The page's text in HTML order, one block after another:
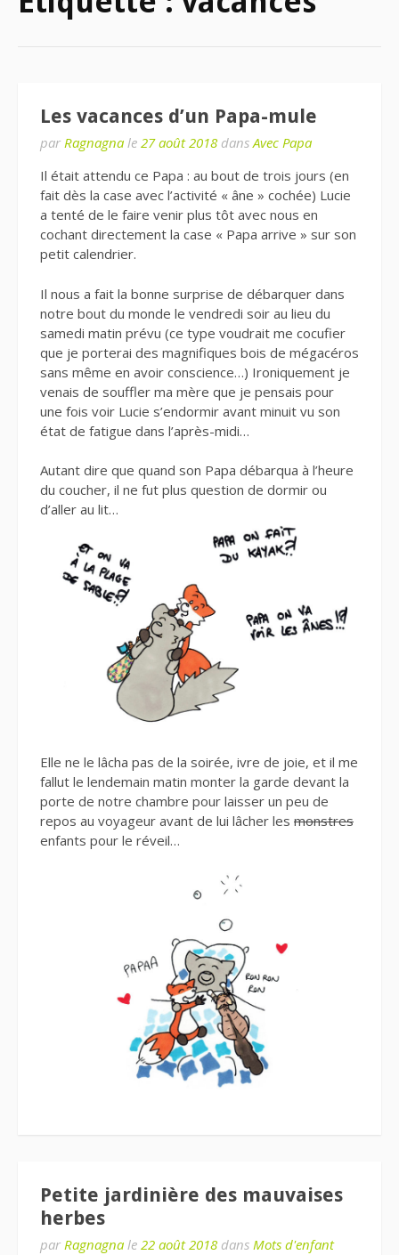
Les vacances d’un Papa-mule
par Ragnagna le 27 août 2018 dansAvec Papa
Il était attendu ce Papa : au bout de trois jours (en
fait dès la case avec l’activité « âne » cochée) Lucie
a tenté de le faire venir plus tôt avec nous en
cochant directement la case « Papa arrive » sur son
petit calendrier.
Il nous a fait la bonne surprise de débarquer dans
notre bout du monde le vendredi soir au lieu du
samedi matin prévu (ce type voudrait me cocufier
que je porterai des magnifiques bois de mégacéros
sans même en avoir conscience…) Ironiquement je
venais de souffler ma mère que je pensais pour
une fois voir Lucie s’endormir avant minuit vu son
état de fatigue dans l’après-midi…
Autant dire que quand son Papa débarqua à l’heure
du coucher, il ne fut plus question de dormir ou
d’aller au lit…
Elle ne le lâcha pas de la soirée, ivre de joie, et il me
fallut le lendemain matin monter la garde devant la
porte de notre chambre pour laisser un peu de
repos au voyageur avant de lui lâcher les monstres
enfants pour le réveil…
Petite jardinière des mauvaises
herbes
par Ragnagna le 22 août 2018 dans Mots d'enfant